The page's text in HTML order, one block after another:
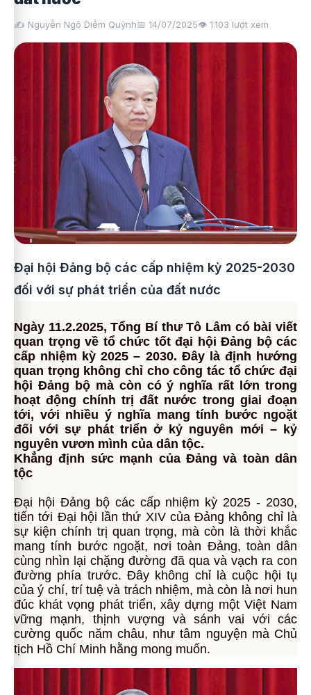
✍️ Nguyễn Ngô Diễm Quỳnh📅 14/07/2025👁️ 1.103 lượt xem
Đại hội Đảng bộ các cấp nhiệm kỳ 2025-2030
đối với sự phát triển của đất nước
Ngày 11.2.2025, Tổng Bí thư Tô Lâm có bài viết
quan trọng về tổ chức tốt đại hội Đảng bộ các
cấp nhiệm kỳ 2025 – 2030. Đây là định hướng
quan trọng không chỉ cho công tác tổ chức đại
hội Đảng bộ mà còn có ý nghĩa rất lớn trong
hoạt động chính trị đất nước trong giai đoạn
tới, với nhiều ý nghĩa mang tính bước ngoặt
đối với sự phát triển ở kỷ nguyên mới – kỷ
nguyên vươn mình của dân tộc.
Khẳng định sức mạnh của Đảng và toàn dân
tộc
Đại hội Đảng bộ các cấp nhiệm kỳ 2025 - 2030,
tiến tới Đại hội lần thứ XIV của Đảng không chỉ là
sự kiện chính trị quan trọng, mà còn là thời khắc
mang tính bước ngoặt, nơi toàn Đảng, toàn dân
cùng nhìn lại chặng đường đã qua và vạch ra con
đường phía trước. Đây không chỉ là cuộc hội tụ
của ý chí, trí tuệ và trách nhiệm, mà còn là nơi hun
đúc khát vọng phát triển, xây dựng một Việt Nam
vững mạnh, thịnh vượng và sánh vai với các
cường quốc năm châu, như tâm nguyện mà Chủ
tịch Hồ Chí Minh hằng mong muốn.